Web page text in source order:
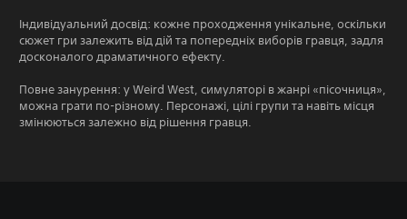
Індивідуальний досвід: кожне проходження унікальне, оскільки
сюжет гри залежить від дій та попередніх виборів гравця, задля
досконалого драматичного ефекту.
Повне занурення: у Weird West, симуляторі в жанрі «пісочниця»,
можна грати по-різному. Персонажі, цілі групи та навіть місця
змінюються залежно від рішення гравця.